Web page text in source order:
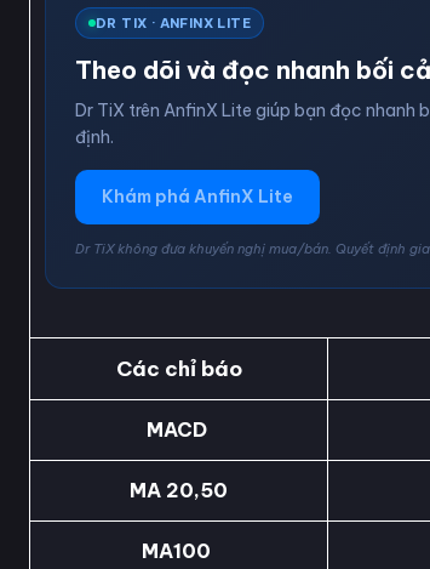
DR TIX · ANFINX LITE
Theo dõi và đọc nhanh bối
Dr TiX trên AnfinX Lite giúp bạn đọc nhanh
định.
Khám phá AnfinX Lite
Dr TiX không đưa khuyến nghị mua/bán. Quyết định
Các chỉ báo
MACD
MA 20,50
MA100